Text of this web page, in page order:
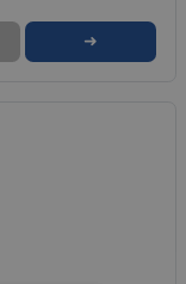
➜